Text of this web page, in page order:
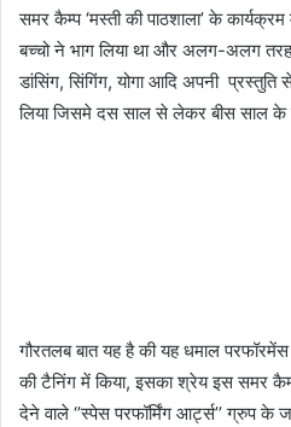
समर कैम्प ‘मस्ती की पाठशाला’ के
बच्चो ने भाग लिया था और अलग-अलग तरह
डांसिंग, सिंगिंग, योगा आदि अपनी
लिया जिसमे दस साल से लेकर बीस साल के
गौरतलब बात यह है की यह धमाल
की टैनिंग में किया, इसका श्रेय इस समर
देने वाले ‘’स्पेस परफॉर्मिंग आर्ट्स’’ ग्रुप